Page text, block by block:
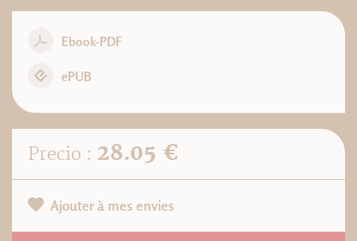
Ebook-PDF
ePUB
Precio : 28.05 €
Ajouter à mes envies